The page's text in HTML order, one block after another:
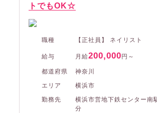
トでもOK☆
職種 【正社員】 ネイリスト
給与 月給200,000 円～
都道府県
神奈川
エリア
横浜市
勤務先
横浜市営地下鉄センター南
分